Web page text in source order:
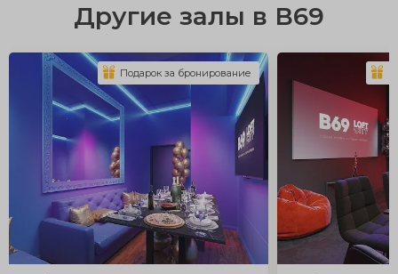
Другие залы в В69
Подарок за бронирование